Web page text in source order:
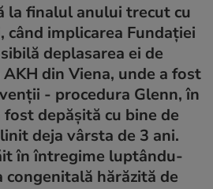
la finalul anului trecut cu
când implicarea Fundaţiei
deplasarea ei de
din Viena, unde a fost
- procedura Glenn, în
depăşită cu bine de
deja vârsta de 3 ani.
în întregime luptându-
congenitală hărăzită de